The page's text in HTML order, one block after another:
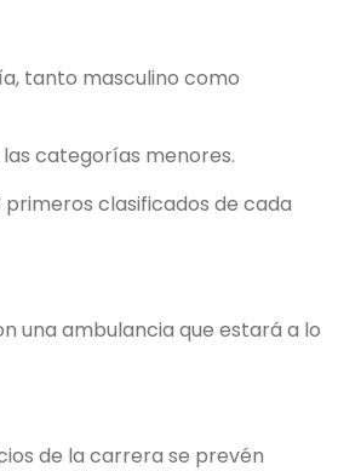
tanto masculino como
categorías menores.
clasificados de cada
una ambulancia que estará a lo
de la carrera se prevén